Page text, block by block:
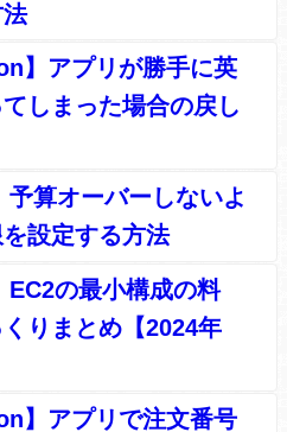
】アプリが勝手に英
しまった場合の戻し
予算オーバーしないよ
設定する方法
EC2の最小構成の料
りまとめ【2024年
】アプリで注文番号